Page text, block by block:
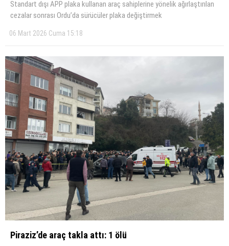
Standart dışı APP plaka kullanan araç sahiplerine yönelik ağırlaştırılan
cezalar sonrası Ordu’da sürücüler plaka değiştirmek
06 Mart 2026 Cuma 15:18
Piraziz’de araç takla attı: 1 ölü